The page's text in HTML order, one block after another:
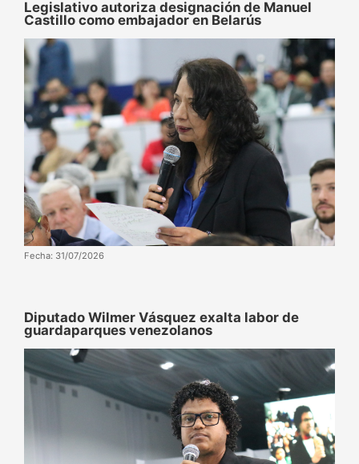
‌‎Legislativo autoriza designación de Manuel
Castillo como embajador en Belarús
Fecha: 31/07/2026
Diputado Wilmer Vásquez exalta labor de
guardaparques venezolanos